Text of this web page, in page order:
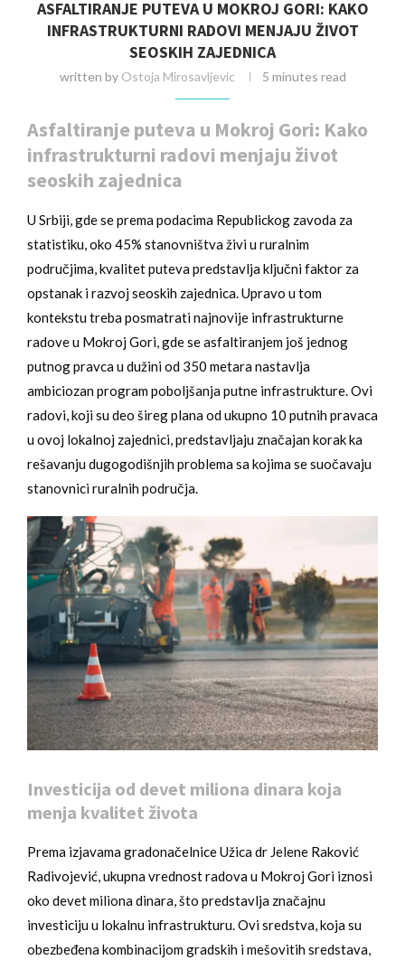
ASFALTIRANJE PUTEVA U MOKROJ GORI: KAKO
INFRASTRUKTURNI RADOVI MENJAJU ŽIVOT
SEOSKIH ZAJEDNICA
written by Ostoja Mirosavljevic 5 minutes read
Asfaltiranje puteva u Mokroj Gori: Kako
infrastrukturni radovi menjaju život
seoskih zajednica
U Srbiji, gde se prema podacima Republickog zavoda za
statistiku, oko 45% stanovništva živi u ruralnim
područjima, kvalitet puteva predstavlja ključni faktor za
opstanak i razvoj seoskih zajednica. Upravo u tom
kontekstu treba posmatrati najnovije infrastrukturne
radove u Mokroj Gori, gde se asfaltiranjem još jednog
putnog pravca u dužini od 350 metara nastavlja
ambiciozan program poboljšanja putne infrastrukture. Ovi
radovi, koji su deo šireg plana od ukupno 10 putnih pravaca
u ovoj lokalnoj zajednici, predstavljaju značajan korak ka
rešavanju dugogodišnjih problema sa kojima se suočavaju
stanovnici ruralnih područja.
Investicija od devet miliona dinara koja
menja kvalitet života
Prema izjavama gradonačelnice Užica dr Jelene Raković
Radivojević, ukupna vrednost radova u Mokroj Gori iznosi
oko devet miliona dinara, što predstavlja značajnu
investiciju u lokalnu infrastrukturu. Ovi sredstva, koja su
obezbeđena kombinacijom gradskih i mešovitih sredstava,